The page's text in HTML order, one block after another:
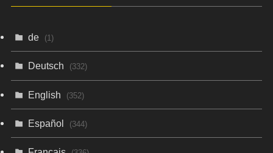
de (1)
Deutsch (332)
English (352)
Español (344)